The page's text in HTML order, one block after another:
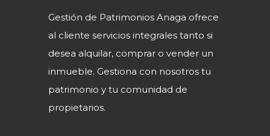
Gestión de Patrimonios Anaga ofrece
al cliente servicios integrales tanto si
desea alquilar, comprar o vender un
inmueble. Gestiona con nosotros tu
patrimonio y tu comunidad de
propietarios.